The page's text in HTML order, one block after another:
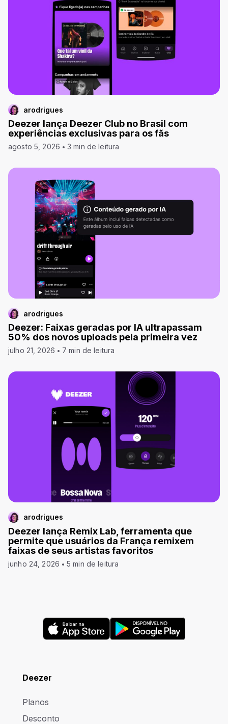
arodrigues
Deezer lança Deezer Club no Brasil com
experiências exclusivas para os fãs
agosto 5, 2026 3 min de leitura
arodrigues
Deezer: Faixas geradas por IA ultrapassam
50% dos novos uploads pela primeira vez
julho 21, 2026 7 min de leitura
arodrigues
Deezer lança Remix Lab, ferramenta que
permite que usuários da França remixem
faixas de seus artistas favoritos
junho 24, 2026 5 min de leitura
Deezer
Planos
Desconto